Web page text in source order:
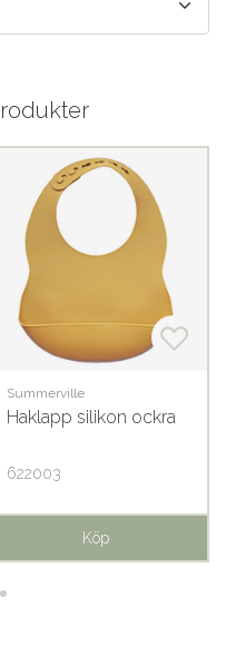
Summerville
Haklapp silikon ockra
622003
Köp